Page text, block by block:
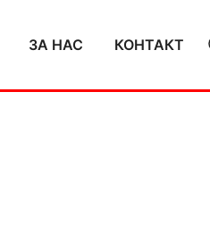
ЗА НАС КОНТАКТ